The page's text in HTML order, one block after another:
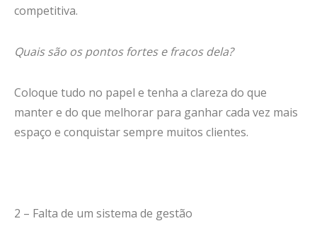
competitiva.
Quais são os pontos fortes e fracos dela?
Coloque tudo no papel e tenha a clareza do que
manter e do que melhorar para ganhar cada vez mais
espaço e conquistar sempre muitos clientes.
2 – Falta de um sistema de gestão